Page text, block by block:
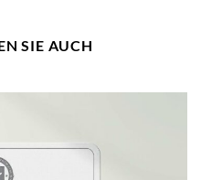
SIE AUCH